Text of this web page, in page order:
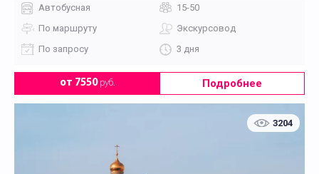
Автобусная
15-50
По маршруту
Экскурсовод
По запросу
3 дня
от 7550руб. Подробнее
3204